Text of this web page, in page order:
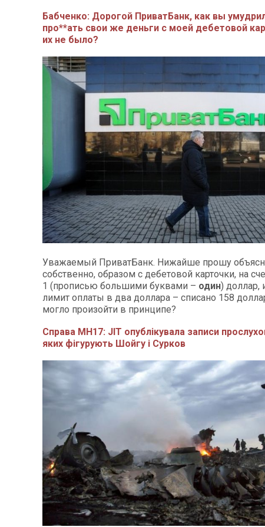
Бабченко: Дорогой ПриватБанк, как вы
про**ать свои же деньги с моей дебетовой
их не было?
Уважаемый ПриватБанк. Нижайше прошу
собственно, образом с дебетовой карточки, на
1 (прописью большими буквами – один) доллар,
лимит оплаты в два доллара – списано 158
могло произойти в принципе?
Справа MH17: JIT опублікувала записи
яких фігурують Шойгу і Сурков